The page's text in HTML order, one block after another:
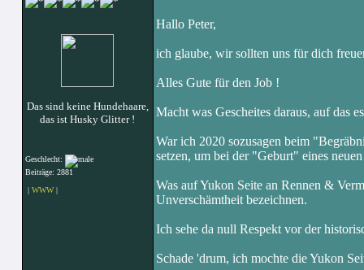
Das sind keine Hundehaare,
das ist Husky Glitter !
Geschlecht:
Beiträge: 2881
| WWW|
Hallo Peter,
ich glaube, wir sollten uns für dich
Alles Gute für den Job !
Macht was Gescheites daraus, auf das
War ich 2020 sozusagen beim
setzen, um bei der "Geburt" eines
Was auf Yukon Seite an Rennen &
Unverschämtheit bezeichnen.
Ich sehe da null Respekt vor der
Schade 'drum, ich mochte die Yukon